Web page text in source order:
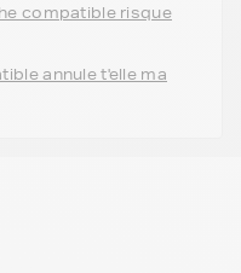
compatible risque
annule t'elle ma